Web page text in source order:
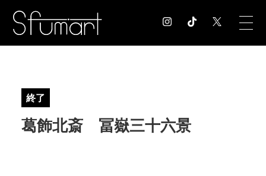
EXHIBITION 展覧会情報
終了
葛飾北斎 冨嶽三十六景